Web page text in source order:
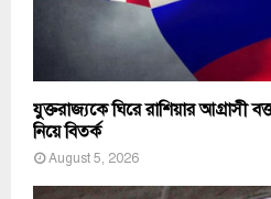
যুক্তরাজ্যকে ঘিরে রাশিয়ার আগ্রাসী
নিয়ে বিতর্ক
August 5, 2026